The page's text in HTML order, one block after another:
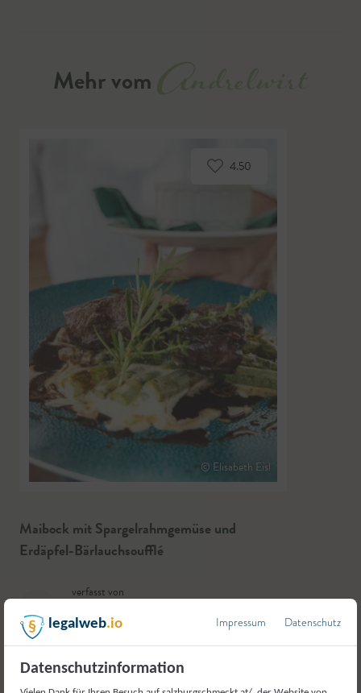
Mehr vom
© Elisabeth Eisl
4.50
Maibock mit Spargelrahmgemüse und
Erdäpfel-Bärlauchsoufflé
verfasst von
Andrelwirt, Rauris
legalweb.io Impressum Datenschutz
Datenschutzinformation